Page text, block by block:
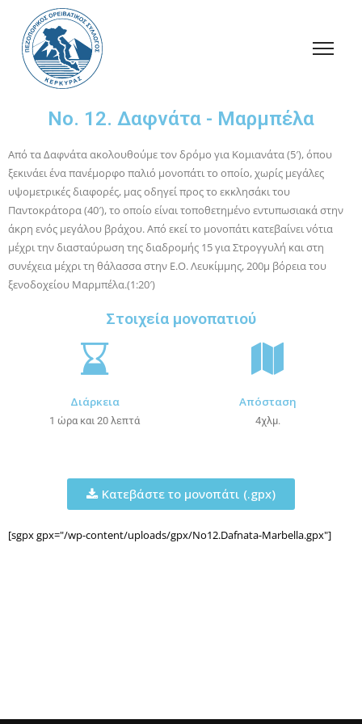
Νο. 12. Δαφνάτα - Μαρμπέλα
Από τα Δαφνάτα ακολουθούμε τον δρόμο για Κομιανάτα (5′), όπου
ξεκινάει ένα πανέμορφο παλιό μονοπάτι το οποίο, χωρίς μεγάλες
υψομετρικές διαφορές, μας οδηγεί προς το εκκλησάκι του
Παντοκράτορα (40′), το οποίο είναι τοποθετημένο εντυπωσιακά στην
άκρη ενός μεγάλου βράχου. Από εκεί το μονοπάτι κατεβαίνει νότια
μέχρι την διασταύρωση της διαδρομής 15 για Στρογγυλή και στη
συνέχεια μέχρι τη θάλασσα στην Ε.Ο. Λευκίμμης, 200μ βόρεια του
ξενοδοχείου Μαρμπέλα.(1:20′)
Στοιχεία μονοπατιού
Διάρκεια
1 ώρα και 20 λεπτά
Απόσταση
4χλμ.
Κατεβάστε το μονοπάτι (.gpx)
[sgpx gpx="/wp-content/uploads/gpx/No12.Dafnata-Marbella.gpx"]